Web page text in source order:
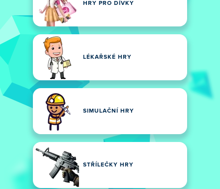
HRY PRO DÍVKY
LÉKAŘSKÉ HRY
SIMULAČNÍ HRY
STŘÍLEČKY HRY